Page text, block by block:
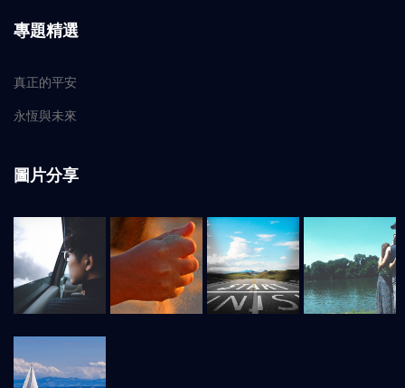
專題精選
真正的平安
永恆與未來
圖片分享